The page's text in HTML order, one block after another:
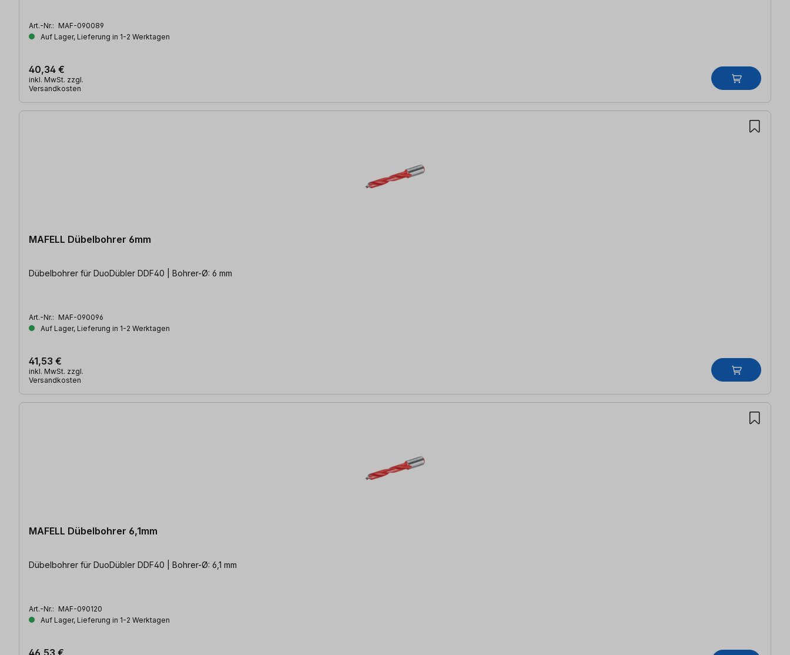
Art.-Nr.: MAF-090089
Auf Lager, Lieferung in 1-2 Werktagen
40,34 €
inkl. MwSt. zzgl.
Versandkosten
MAFELL Dübelbohrer 6mm
Dübelbohrer für DuoDübler DDF40 | Bohrer-Ø: 6 mm
Art.-Nr.: MAF-090096
Auf Lager, Lieferung in 1-2 Werktagen
41,53 €
inkl. MwSt. zzgl.
Versandkosten
MAFELL Dübelbohrer 6,1mm
Dübelbohrer für DuoDübler DDF40 | Bohrer-Ø: 6,1 mm
Art.-Nr.: MAF-090120
Auf Lager, Lieferung in 1-2 Werktagen
46,53 €